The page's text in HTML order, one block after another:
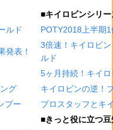
■キイロビンシリ
ルド
POTY2018上半期
発表！
3倍速！キイロビ
ルド
5ヶ月持続！キイ
グ
キイロビンの逆！
プー
プロスタッフとキ
■きっと役に立つ豆